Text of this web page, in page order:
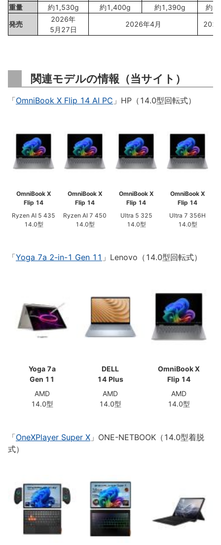
重量 約1,530g 約1,400g 約1,390g
約
発売
2026年
5月27日
2026年4月
関連モデルの情報（当サイト）
「OmniBook X Flip 14 AI PC 」HP（14.0型回転式）
OmniBook X
Flip 14
Ryzen AI 5 435
14.0型
OmniBook X
Flip 14
Ryzen AI 7 450
14.0型
OmniBook X
Flip 14
Ultra 5 325
14.0型
OmniBook X
Flip 14
Ultra 7 356H
14.0型
「Yoga 7a 2-in-1 Gen 11 」Lenovo（14.0型回転式）
Yoga 7a
Gen 11
AMD
14.0型
DELL
14 Plus
AMD
14.0型
OmniBook X
Flip 14
AMD
14.0型
「OneXPlayer Super X 」ONE-NETBOOK（14.0型着脱
式）